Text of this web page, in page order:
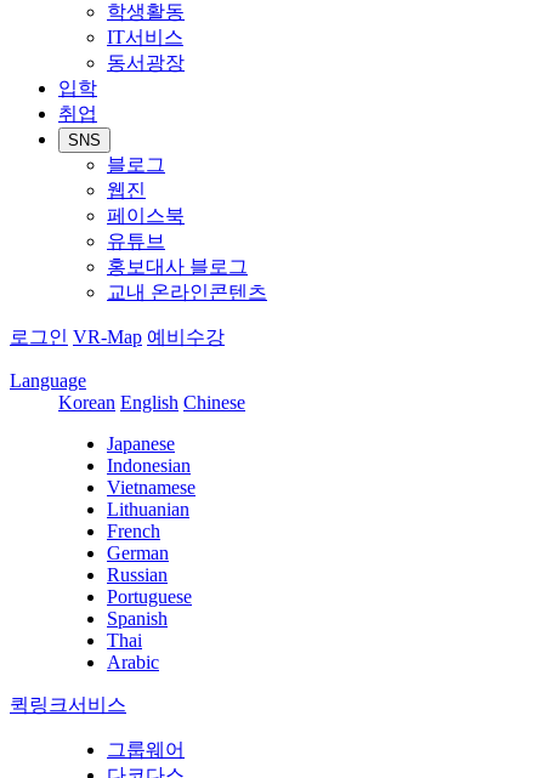
학생활동
IT서비스
동서광장
입학
취업
SNS
블로그
웹진
페이스북
유튜브
홍보대사 블로그
교내 온라인콘텐츠
로그인 VR-Map 예비수강
Language
Korean English Chinese
Japanese
Indonesian
Vietnamese
Lithuanian
French
German
Russian
Portuguese
Spanish
Thai
Arabic
퀵링크서비스
그룹웨어